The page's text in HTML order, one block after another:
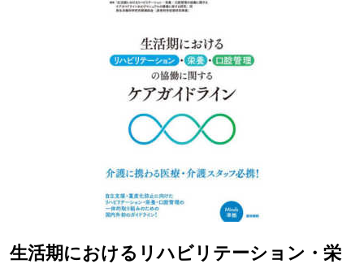
生活期におけるリハビリテーション・栄